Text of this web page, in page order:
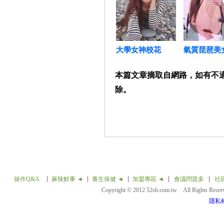
大學女神校花 氣質琵琶美
本篇文章摘取自網路，如有不
除。
操作Q&A 麻辣鮮事 ◄ 養生保健 ◄ 加盟專區 ◄ 會議問題多
社
Copyright © 2012 52sh.com.tw All Rights
隱私